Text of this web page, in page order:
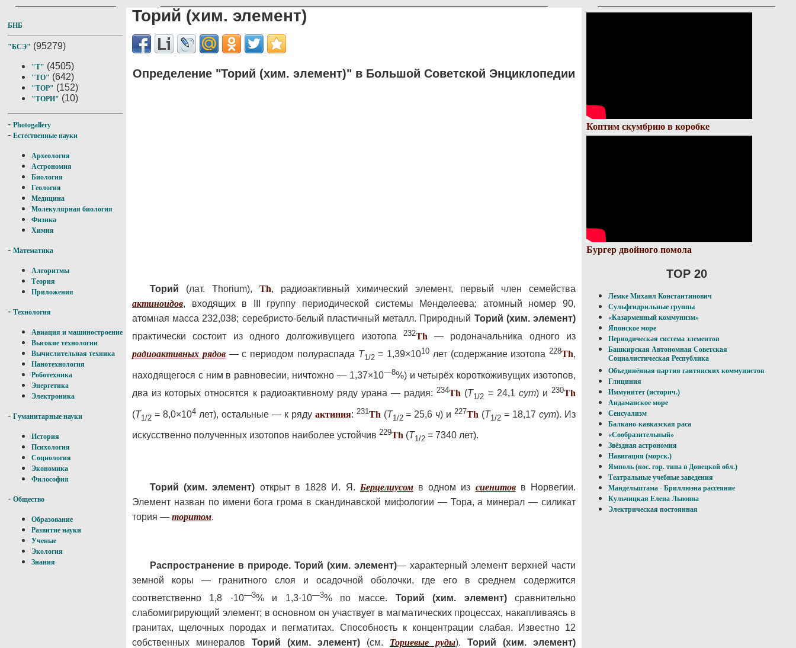
БНБ
"БСЭ" (95279)
"Т" (4505)
"ТО" (642)
"ТОР" (152)
"ТОРИ" (10)
- Photogallery
- Естественные науки
Археология
Астрономия
Биология
Геология
Медицина
Молекулярная биология
Физика
Химия
- Математика
Алгоритмы
Теория
Приложения
- Технология
Авиация и машиностроение
Высокие технологии
Вычислительная техника
Нанотехнология
Роботехника
Энергетика
Электроника
- Гуманитарные науки
История
Психология
Социология
Экономика
Философия
- Общество
Образование
Развитие науки
Ученые
Экология
Знания
Торий (хим. элемент)
Определение "Торий (хим. элемент)" в Большой Советской Энциклопедии
Торий (лат. Thorium), Th, радиоактивный химический элемент, первый член семейства
актиноидов, входящих в III группу периодической системы Менделеева; атомный номер 90,
атомная масса 232,038; серебристо-белый пластичный металл. Природный Торий (хим. элемент)
практически состоит из одного долгоживущего изотопа
232Th — родоначальника одного из
радиоактивных рядов— с периодом полураспада T1/2= 1,39×1010 лет (содержание изотопа 228Th,
находящегося с ним в равновесии, ничтожно — 1,37×10—8%) и четырёх короткоживущих изотопов,
два из которых относятся к радиоактивному ряду урана — радия:234Th (T1/2 = 24,1 сут) и 230Th
(T1/2 = 8,0×104лет), остальные — к ряду актиния: 231Th (T1/2= 25,6 ч) и227Th (T1/2 = 18,17сут). Из
искусственно полученных изотопов наиболее устойчив 229Th (T1/2 = 7340 лет).
Торий (хим. элемент) открыт в 1828 И. Я. Берцелиусомв одном из сиенитовв Норвегии.
Элемент назван по имени бога грома в скандинавской мифологии — Тора, а минерал — силикат
тория — торитом.
Распространение в природе. Торий (хим. элемент)— характерный элемент верхней части
земной коры — гранитного слоя и осадочной оболочки, где его в среднем содержится
соответственно 1,8 ·10—3% и 1,3·10—3% по массе. Торий (хим. элемент)сравнительно
слабомигрирующий элемент; в основном он участвует в магматических процессах, накапливаясь в
гранитах, щелочных породах и пегматитах. Способность к концентрации слабая. Известно 12
собственных минералов Торий (хим. элемент) (см. Ториевые руды). Торий (хим. элемент)
Коптим скумбрию в коробке
Бургер двойного помола
TOP 20
Лемке Михаил Константинович
Сульфгидрильные группы
«Казарменный коммунизм»
Японское море
Периодическая система элементов
Башкирская Автономная Советская
Социалистическая Республика
Объединённая партия гаитянских коммунистов
Глициния
Иммунитет (историч.)
Андаманское море
Сенсуализм
Балкано-кавказская раса
«Сообразительный»
Звёздная астрономия
Навигация (морск.)
Ямполь (пос. гор. типа в Донецкой обл.)
Театральные учебные заведения
Мандельштама - Бриллюэна рассеяние
Кульчицкая Елена Львовна
Электрическая постоянная